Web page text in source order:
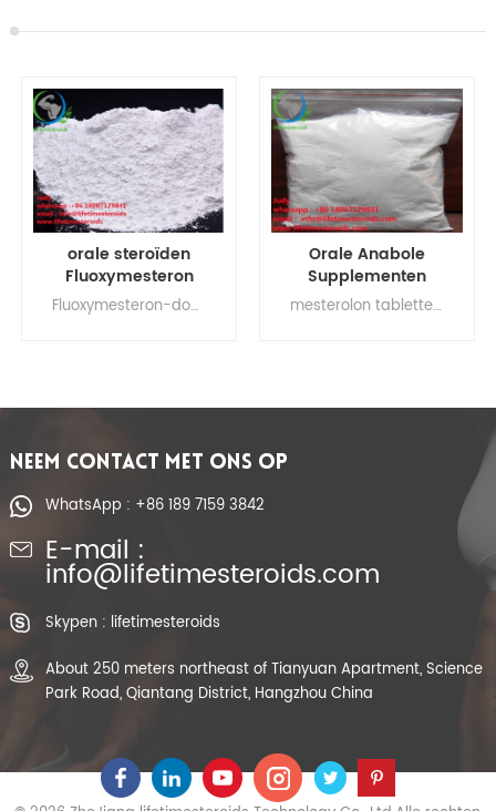
orale steroïden
Fluoxymesteron
tabletten tabs pillen
orale Halotestin-10
Fluoxymesteron-dosering, Fluoxymesteron-voordelen, Fluoxymesteron-bijwerkingen Fluoxymesteron gebruikt, fluoxymesteron 5 mg, halotestin 10 mg, hoe lang kunt u halotestin gebruiken
Orale Anabole
Supplementen
steroïden
mg voor
mesterolon tabletten online, proviron 25 mg tablet mesterolon, provibol mesterolon 25 mg, mesterolon tabletten prijs, mesterolon tabletten dosering, tabblad mesterolon 25 mg
NEEM CONTACT MET ONS OP
WhatsApp : +86 189 7159 3842
E-mail :
info@lifetimesteroids.com
Skypen : lifetimesteroids
About 250 meters northeast of Tianyuan Apartment, Science
Park Road, Qiantang District, Hangzhou China